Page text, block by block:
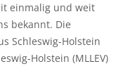
einmalig und weit
bekannt. Die
Schleswig-Holstein
Holstein (MLLEV)